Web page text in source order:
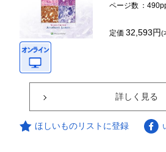
ページ数 ：
定価32,593円(
詳しく見る
ほしいものリストに登録